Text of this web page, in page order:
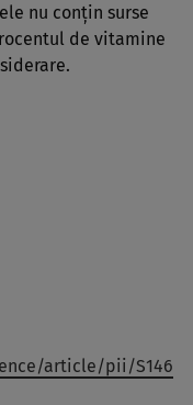
nu conțin surse
de vitamine
article/pii/S146